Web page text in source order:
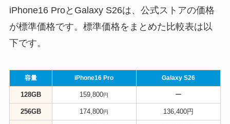
iPhone16 ProとGalaxy S26は、公式ストアの価格
が標準価格です。標準価格をまとめた比較表は以
下です。
容量 iPhone16 Pro Galaxy S26
128GB 159,800円 ー
256GB 174,800円 136,400円